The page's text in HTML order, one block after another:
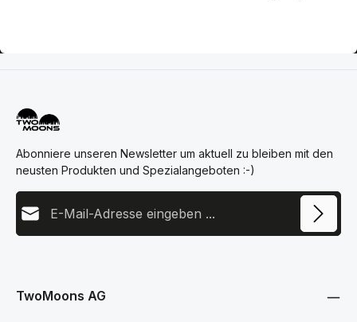
Abonniere unseren Newsletter um aktuell zu bleiben mit den
neusten Produkten und Spezialangeboten :-)
E-Mail-Adresse
genommen und die
TwoMoons AG